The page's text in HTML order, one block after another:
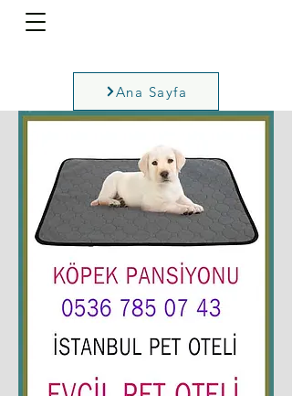
Ana Sayfa